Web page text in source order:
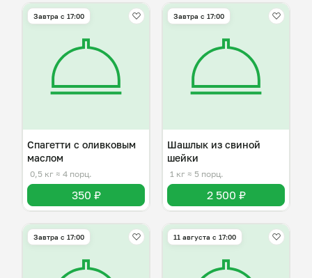
Завтра c 17:00
Спагетти с оливковым
маслом
0,5 кг ≈ 4 порц.
350 ₽
Завтра c 17:00
Шашлык из свиной
шейки
1 кг ≈ 5 порц.
2 500 ₽
Завтра c 17:00 11 августа с 17:00